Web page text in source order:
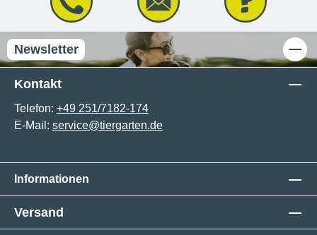
Newsletter
Kontakt
Telefon: +49 251/7182-174
E-Mail: service@tiergarten.de
Informationen
Versand